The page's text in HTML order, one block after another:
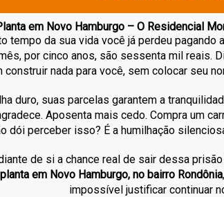
em Novo Hamburgo – O Residencial
tempo da sua vida você já perdeu pagando
por cinco anos, são sessenta mil reais.
construir nada para você, sem colocar seu
duro, suas parcelas garantem a
Aposenta mais cedo. Compra um
dói perceber isso? É a humilhação
de si a chance real de sair dessa
em Novo Hamburgo, no bairro Rondônia
impossível justificar continuar